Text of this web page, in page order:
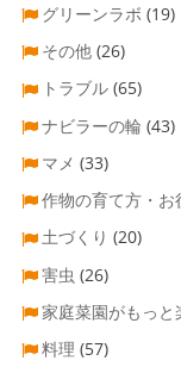
グリーンラボ (19)
その他 (26)
トラブル (65)
ナビラーの輪 (43)
マメ (33)
作物の育て方・お
土づくり (20)
害虫 (26)
家庭菜園がもっと
料理 (57)